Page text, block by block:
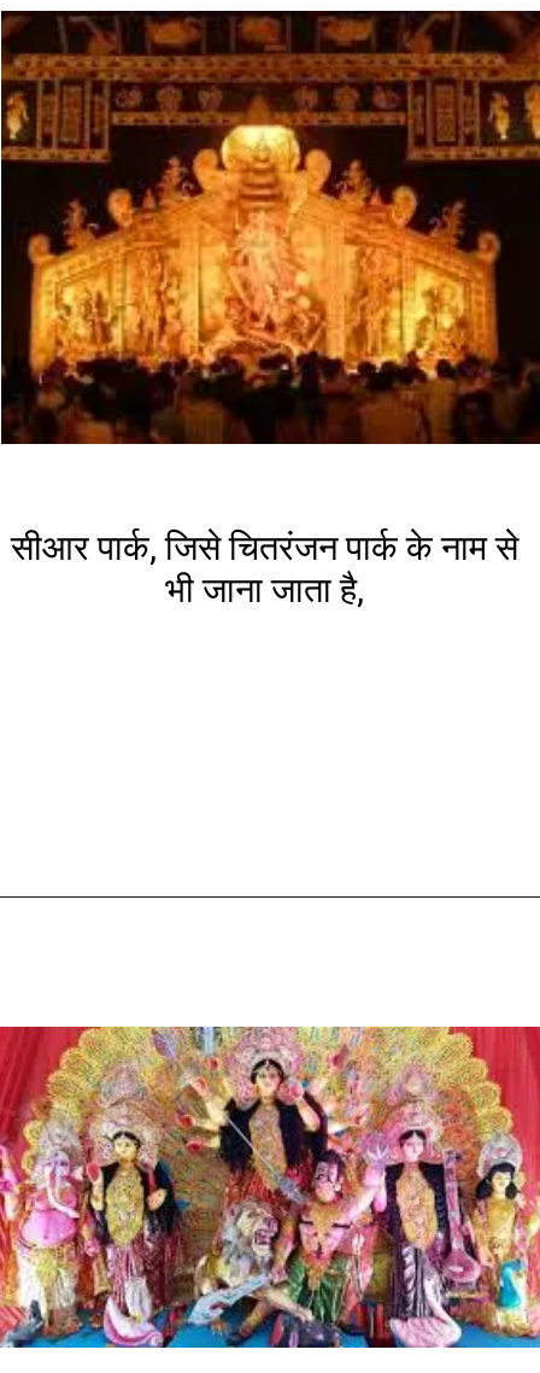
सीआर पार्क, जिसे चितरंजन पार्क के नाम से
भी जाना जाता है,